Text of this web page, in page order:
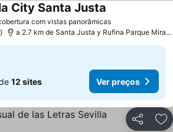
com vistas panorâmicas
City Santa Justa
a 2.7 km de Santa Justa y Rufina Parque Miraflores
12 sites Ver preços
Partilhar